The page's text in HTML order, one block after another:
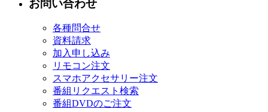
お問い合わせ
各種問合せ
資料請求
加入申し込み
リモコン注文
スマホアクセサリー注文
番組リクエスト検索
番組DVDのご注文